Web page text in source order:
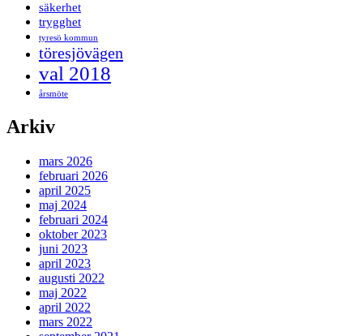
säkerhet
trygghet
tyresö kommun
töresjövägen
val 2018
årsmöte
Arkiv
mars 2026
februari 2026
april 2025
maj 2024
februari 2024
oktober 2023
juni 2023
april 2023
augusti 2022
maj 2022
april 2022
mars 2022